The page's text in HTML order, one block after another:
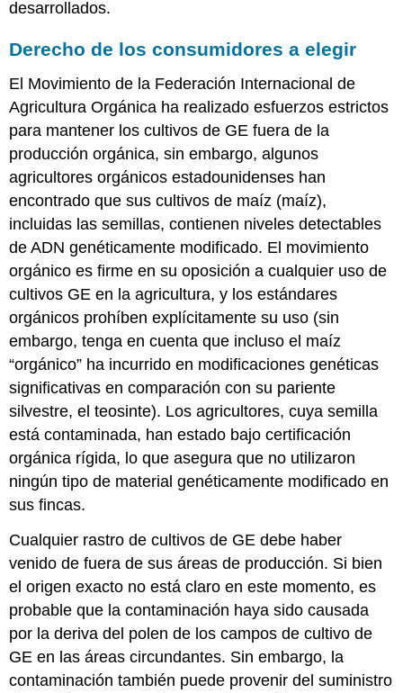
desarrollados.
Derecho de los consumidores a elegir
El Movimiento de la Federación Internacional de
Agricultura Orgánica ha realizado esfuerzos estrictos
para mantener los cultivos de GE fuera de la
producción orgánica, sin embargo, algunos
agricultores orgánicos estadounidenses han
encontrado que sus cultivos de maíz (maíz),
incluidas las semillas, contienen niveles detectables
de ADN genéticamente modificado. El movimiento
orgánico es firme en su oposición a cualquier uso de
cultivos GE en la agricultura, y los estándares
orgánicos prohíben explícitamente su uso (sin
embargo, tenga en cuenta que incluso el maíz
“orgánico” ha incurrido en modificaciones genéticas
significativas en comparación con su pariente
silvestre, el teosinte). Los agricultores, cuya semilla
está contaminada, han estado bajo certificación
orgánica rígida, lo que asegura que no utilizaron
ningún tipo de material genéticamente modificado en
sus fincas.
Cualquier rastro de cultivos de GE debe haber
venido de fuera de sus áreas de producción. Si bien
el origen exacto no está claro en este momento, es
probable que la contaminación haya sido causada
por la deriva del polen de los campos de cultivo de
GE en las áreas circundantes. Sin embargo, la
contaminación también puede provenir del suministro